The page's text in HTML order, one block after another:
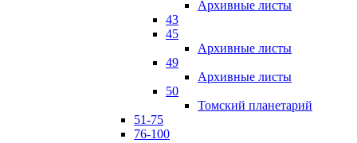
Архивные листы
43
45
Архивные листы
49
Архивные листы
50
Томский планетарий
51-75
76-100